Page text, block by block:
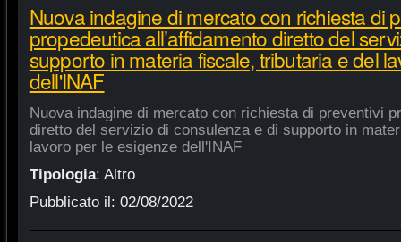
Nuova indagine di mercato con richiesta di
propedeutica all’affidamento diretto del
supporto in materia fiscale, tributaria e del
dell'INAF
Nuova indagine di mercato con richiesta di preventivi
diretto del servizio di consulenza e di supporto in
lavoro per le esigenze dell'INAF
Tipologia: Altro
Pubblicato il: 02/08/2022